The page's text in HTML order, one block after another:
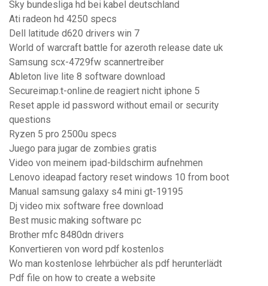
Sky bundesliga hd bei kabel deutschland
Ati radeon hd 4250 specs
Dell latitude d620 drivers win 7
World of warcraft battle for azeroth release date uk
Samsung scx-4729fw scannertreiber
Ableton live lite 8 software download
Secureimap.t-online.de reagiert nicht iphone 5
Reset apple id password without email or security
questions
Ryzen 5 pro 2500u specs
Juego para jugar de zombies gratis
Video von meinem ipad-bildschirm aufnehmen
Lenovo ideapad factory reset windows 10 from boot
Manual samsung galaxy s4 mini gt-19195
Dj video mix software free download
Best music making software pc
Brother mfc 8480dn drivers
Konvertieren von word pdf kostenlos
Wo man kostenlose lehrbücher als pdf herunterlädt
Pdf file on how to create a website